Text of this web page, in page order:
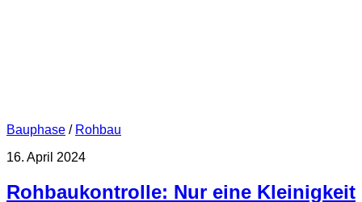
Bauphase / Rohbau
16. April 2024
Rohbaukontrolle: Nur eine Kleinigkeit